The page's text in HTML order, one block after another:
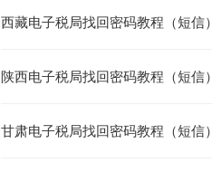
西藏电子税局找回密码教程（短信）
陕西电子税局找回密码教程（短信）
甘肃电子税局找回密码教程（短信）